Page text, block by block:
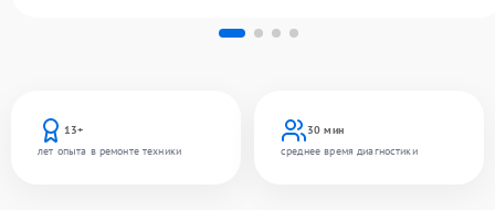
13+
лет опыта в ремонте техники
30 мин
среднее время диагностики